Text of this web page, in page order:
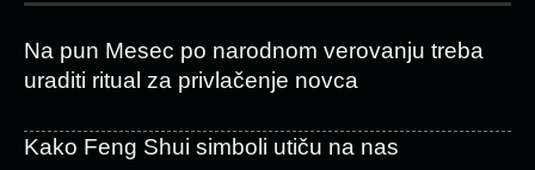
Na pun Mesec po narodnom verovanju treba
uraditi ritual za privlačenje novca
Kako Feng Shui simboli utiču na nas